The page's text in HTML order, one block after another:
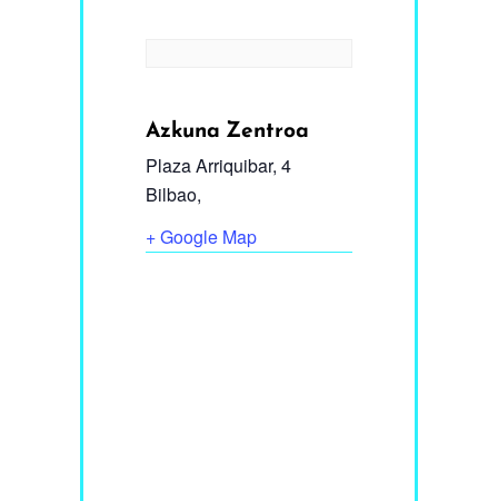
Azkuna Zentroa
Plaza Arriquibar, 4
Bilbao,
+ Google Map